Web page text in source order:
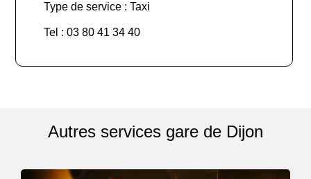
Type de service : Taxi
Tel : 03 80 41 34 40
Autres services gare de Dijon